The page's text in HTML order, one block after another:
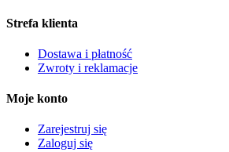
Strefa klienta
Dostawa i płatność
Zwroty i reklamacje
Moje konto
Zarejestruj się
Zaloguj się